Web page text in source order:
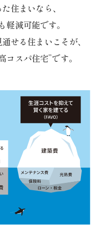
住まいなら、
減可能です。
せる住まいこそが、
コスパ住宅”です。